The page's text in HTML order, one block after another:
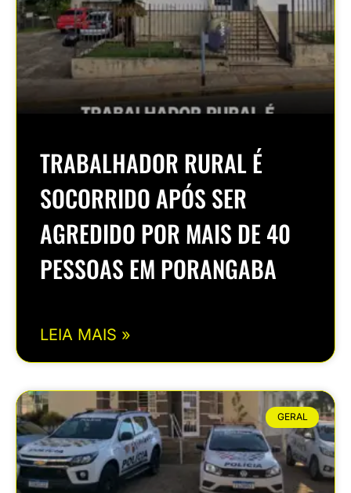
TRABALHADOR RURAL É
SOCORRIDO APÓS SER
AGREDIDO POR MAIS DE 40
PESSOAS EM PORANGABA
LEIA MAIS »
GERAL